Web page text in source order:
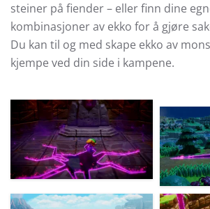
steiner på fiender – eller finn dine
kombinasjoner av ekko for å gjøre
Du kan til og med skape ekko av
kjempe ved din side i kampene.